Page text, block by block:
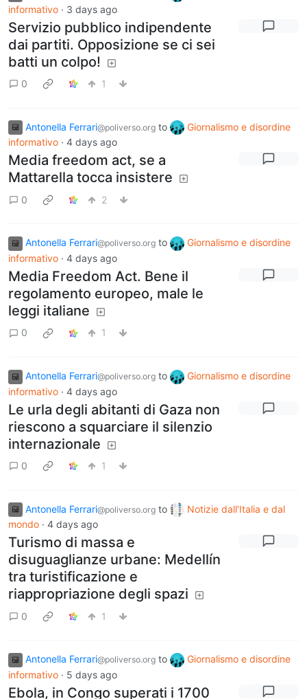
informativo · 3 days ago
Servizio pubblico indipendente
dai partiti. Opposizione se ci sei
batti un colpo!
0 1
Antonella Ferrari@poliverso.org to
Giornalismo e disordine
informativo · 4 days ago
Media freedom act, se a
Mattarella tocca insistere
0 2
Antonella Ferrari@poliverso.org to
Giornalismo e disordine
informativo · 4 days ago
Media Freedom Act. Bene il
regolamento europeo, male le
leggi italiane
0 1
Antonella Ferrari@poliverso.org to
Giornalismo e disordine
informativo · 4 days ago
Le urla degli abitanti di Gaza non
riescono a squarciare il silenzio
internazionale
0 1
Antonella Ferrari@poliverso.org to
Notizie dall'Italia e dal
mondo · 4 days ago
Turismo di massa e
disuguaglianze urbane: Medellín
tra turistificazione e
riappropriazione degli spazi
0 1
Antonella Ferrari@poliverso.org to
Giornalismo e disordine
informativo · 5 days ago
Ebola, in Congo superati i 1700